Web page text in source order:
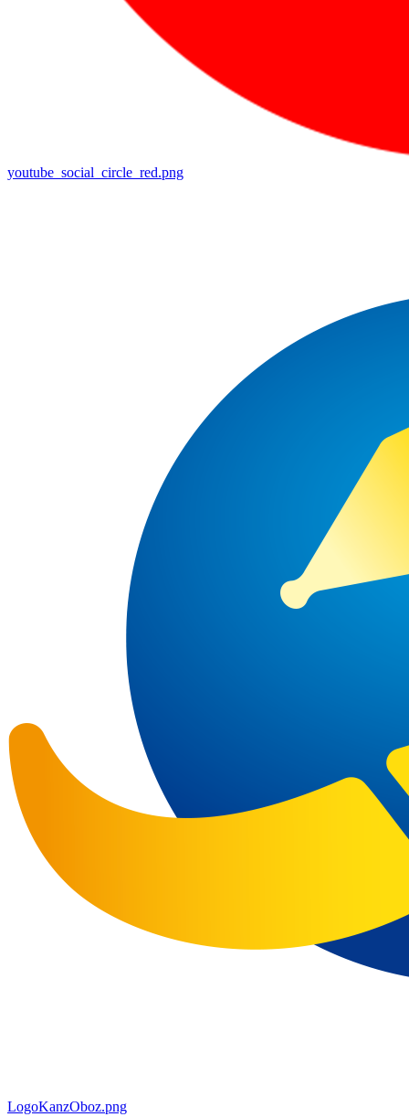
youtube_social_circle_red.png
LogoKanzOboz.png